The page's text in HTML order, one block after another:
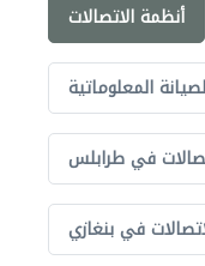
أنظمة الاتصالات
المعلوماتية
في طرابلس
في بنغازي